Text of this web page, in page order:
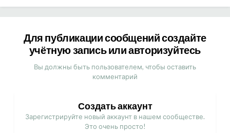
Для публикации сообщений создайте
учётную запись или авторизуйтесь
Вы должны быть пользователем, чтобы оставить
комментарий
Создать аккаунт
Зарегистрируйте новый аккаунт в нашем сообществе.
Это очень просто!